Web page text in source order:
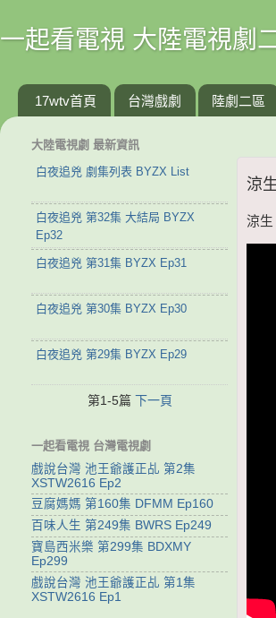
一起看電視 大陸電視劇
17wtv首頁 台灣戲劇 陸劇二區
涼
涼生
大陸電視劇 最新資訊
白夜追兇 劇集列表 BYZX List
白夜追兇 第32集 大結局 BYZX
Ep32
白夜追兇 第31集 BYZX Ep31
白夜追兇 第30集 BYZX Ep30
白夜追兇 第29集 BYZX Ep29
第1-5篇 下一頁
一起看電視 台灣電視劇
戲說台灣 池王爺護正乩 第2集
XSTW2616 Ep2
豆腐媽媽 第160集 DFMM Ep160
百味人生 第249集 BWRS Ep249
寶島西米樂 第299集 BDXMY
Ep299
戲說台灣 池王爺護正乩 第1集
XSTW2616 Ep1